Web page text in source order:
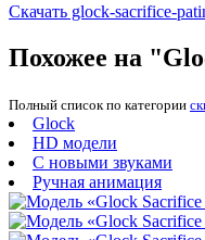
Скачать glock-sacrifice-
Похожее на
Полный список по категории
Glock
HD модели
С новыми звуками
Ручная анимация